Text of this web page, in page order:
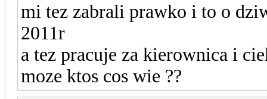
mi tez zabrali prawko i to o
2011r
a tez pracuje za kierownica i
moze ktos cos wie ??